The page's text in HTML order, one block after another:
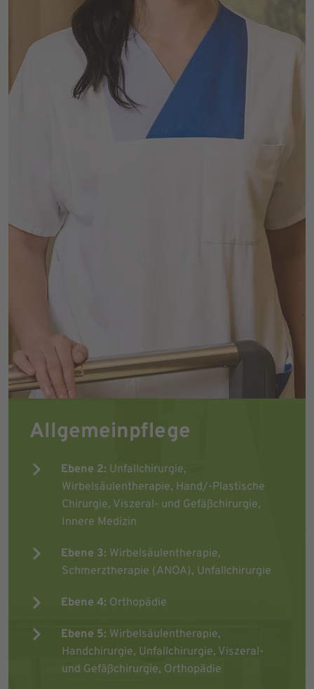
Allgemeinpflege
Ebene 2: Unfallchirurgie,
Wirbelsäulentherapie, Hand/-Plastische
Chirurgie, Viszeral- und Gefäßchirurgie,
Innere Medizin
Ebene 3: Wirbelsäulentherapie,
Schmerztherapie (ANOA), Unfallchirurgie
Ebene 4: Orthopädie
Ebene 5: Wirbelsäulentherapie,
Handchirurgie, Unfallchirurgie, Viszeral-
und Gefäßchirurgie, Orthopädie